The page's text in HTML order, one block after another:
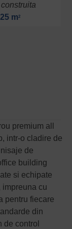
25 m2
premium all
intr-o cladire de
de
building
si echipate
impreuna cu
pentru fiecare
din
control